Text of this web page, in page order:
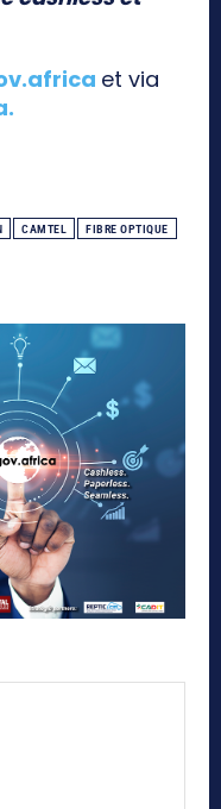
et via
.
CAMTEL FIBRE OPTIQUE